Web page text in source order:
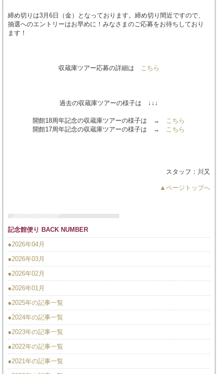
締め切りは3月6日（金）となっております。締め切り間近ですので、
抽選へのエントリーはお早めに！みなさまのご応募をお待ちしており
ます！
収蔵庫ツアー応募の詳細は こちら
過去の収蔵庫ツアーの様子は ↓↓↓
開館18周年記念の収蔵庫ツアーの様子は → こちら
開館17周年記念の収蔵庫ツアーの様子は → こちら
スタッフ：川又
▲ページトップへ
記念館便り BACK NUMBER
●2026年04月
●2026年03月
●2026年02月
●2026年01月
●2025年の記事一覧
●2024年の記事一覧
●2023年の記事一覧
●2022年の記事一覧
●2021年の記事一覧